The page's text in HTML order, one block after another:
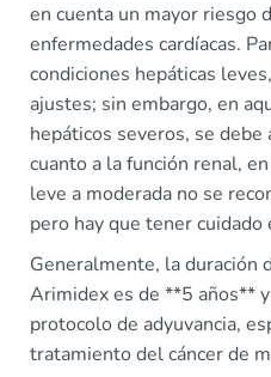
en cuenta un mayor riesgo
enfermedades cardíacas.
condiciones hepáticas
ajustes; sin embargo, en
hepáticos severos, se debe
cuanto a la función renal,
leve a moderada no se
pero hay que tener
Generalmente, la duración
Arimidex es de **5 años**
protocolo de adyuvancia,
tratamiento del cáncer de